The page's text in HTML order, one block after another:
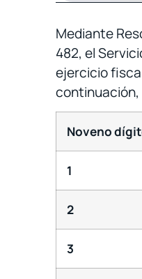
Mediante
482, el
ejercicio
continuación,
Noveno
1
2
3